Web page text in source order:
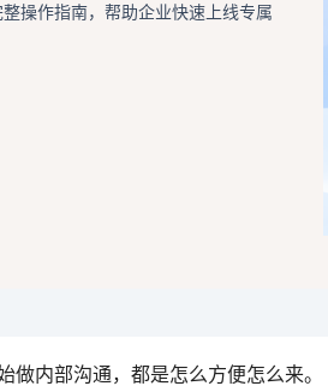
操作指南，帮助企业快速上线专属
做内部沟通，都是怎么方便怎么来。